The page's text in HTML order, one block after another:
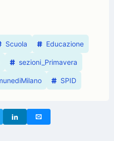
Scuola Educazione
sezioni_Primavera
SPID